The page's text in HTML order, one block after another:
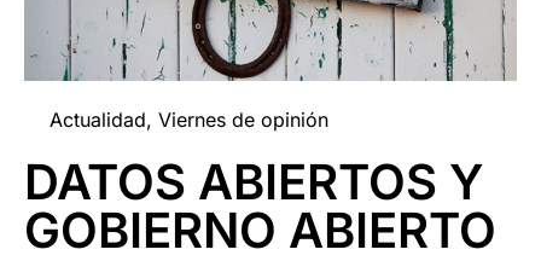
Actualidad, Viernes de opinión
DATOS ABIERTOS Y
GOBIERNO ABIERTO